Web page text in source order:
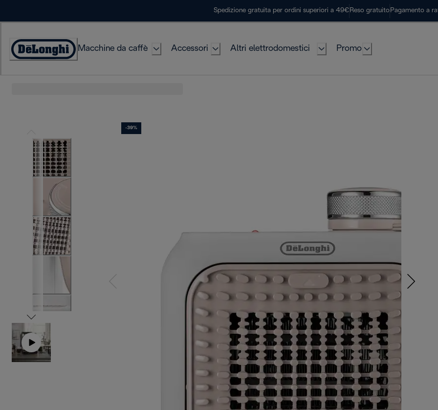
Spedizione gratuita per ordini superiori a 49€ Reso gratuito Pagamento a
Accessibility
Macchine da caffè Accessori Altri elettrodomestici Promo
-39%